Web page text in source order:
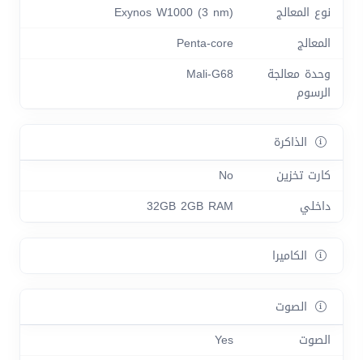
نوع المعالج
Exynos W1000 (3 nm)
المعالج
Penta-core
وحدة معالجة
الرسوم
Mali-G68
الذاكرة
كارت تخزين
No
داخلي
32GB 2GB RAM
الكاميرا
الصوت
الصوت
Yes